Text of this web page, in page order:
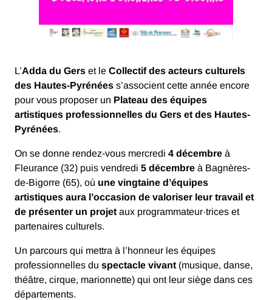
L’Adda du Gers et le Collectif des acteurs culturels
des Hautes-Pyrénées s’associent cette année encore
pour vous proposer un Plateau des équipes
artistiques professionnelles du Gers et des Hautes-
Pyrénées.
On se donne rendez-vous mercredi 4 décembre à
Fleurance (32) puis vendredi 5 décembre à Bagnères-
de-Bigorre (65), où une vingtaine d’équipes
artistiques aura l’occasion de valoriser leur travail et
de présenter un projet aux programmateur·trices et
partenaires culturels.
Un parcours qui mettra à l’honneur les équipes
professionnelles du spectacle vivant (musique, danse,
théâtre, cirque, marionnette) qui ont leur siège dans ces
départements.